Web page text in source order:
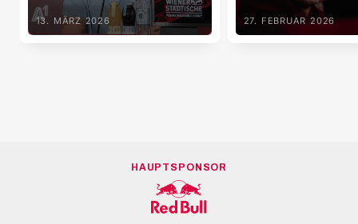
13. MÄRZ 2026 27. FEBRUAR 2026
HAUPTSPONSOR